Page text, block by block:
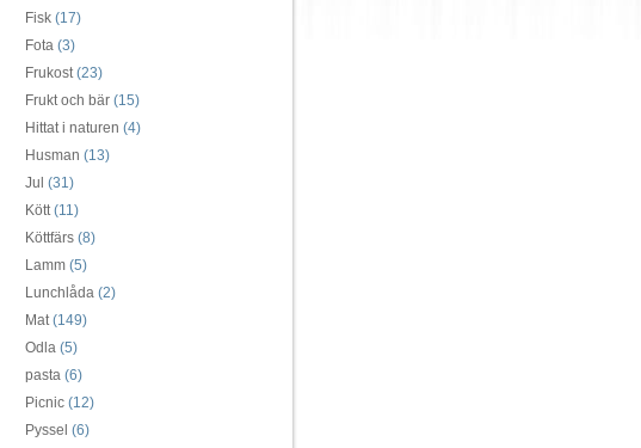
Fisk (17)
Fota (3)
Frukost(23)
Frukt och bär (15)
Hittat i naturen (4)
Husman (13)
Jul (31)
Kött(11)
Köttfärs (8)
Lamm (5)
Lunchlåda (2)
Mat(149)
Odla (5)
pasta (6)
Picnic (12)
Pyssel (6)